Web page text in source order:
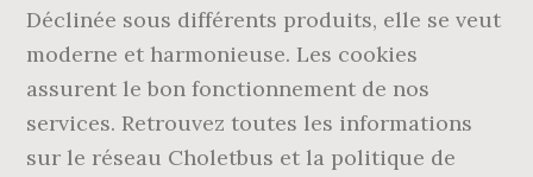
Déclinée sous différents produits, elle se veut
moderne et harmonieuse. Les cookies
assurent le bon fonctionnement de nos
services. Retrouvez toutes les informations
sur le réseau Choletbus et la politique de